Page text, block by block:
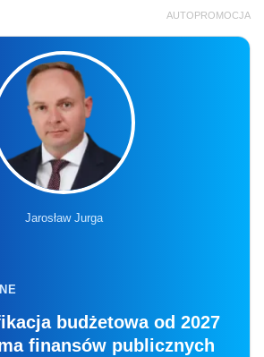
AUTOPROMOCJA
Jarosław Jurga
budżetowa od 2027
finansów publicznych